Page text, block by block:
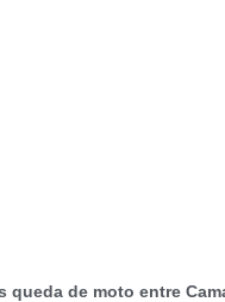
queda de moto entre